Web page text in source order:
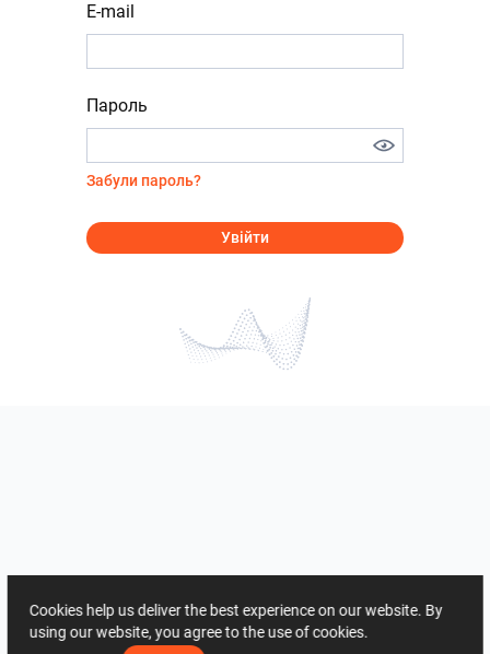
E-mail
Пароль
Забули пароль?
Увійти
Cookies help us deliver the best experience on our website. By
using our website, you agree to the use of cookies.